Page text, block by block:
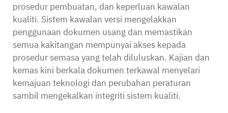
prosedur pembuatan, dan keperluan kawalan
kualiti. Sistem kawalan versi mengelakkan
penggunaan dokumen usang dan memastikan
semua kakitangan mempunyai akses kepada
prosedur semasa yang telah diluluskan. Kajian dan
kemas kini berkala dokumen terkawal menyelari
kemajuan teknologi dan perubahan peraturan
sambil mengekalkan integriti sistem kualiti.